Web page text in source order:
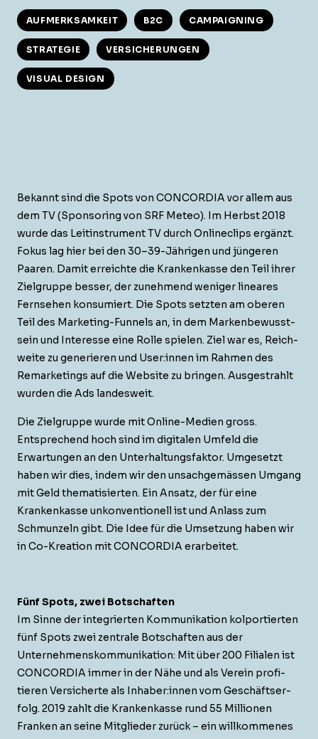
AUFMERKSAMKEIT B2C CAMPAIGNING
STRATEGIE VERSICHERUNGEN
VISUAL DESIGN
Bekan­nt sind die Spots von CONCORDIA vor allem aus
dem TV (Spon­sor­ing von SRF Meteo). Im Herb­st 2018
wurde das Leitin­stru­ment TV durch Onlineclips ergänzt.
Fokus lag hier bei den 30–39-Jährigen und jün­geren
Paaren. Damit erre­ichte die Krankenkasse den Teil ihrer
Ziel­gruppe bess­er, der zunehmend weniger lin­ear­es
Fernse­hen kon­sum­iert. Die Spots set­zten am oberen
Teil des Mar­ket­ing-Fun­nels an, in dem Marken­be­wusst­
sein und Inter­esse eine Rolle spie­len. Ziel war es, Reich­
weite zu gener­ieren und User:innen im Rah­men des
Remar­ket­ings auf die Web­site zu brin­gen. Aus­ges­trahlt
wur­den die Ads landesweit.
Die Ziel­gruppe wurde mit Online-Medi­en gross.
Entsprechend hoch sind im dig­i­tal­en Umfeld die
Erwartun­gen an den Unter­hal­tungs­fak­tor. Umge­set­zt
haben wir dies, indem wir den unsachgemässen Umgang
mit Geld the­ma­tisierten. Ein Ansatz, der für eine
Krankenkasse unkon­ven­tionell ist und Anlass zum
Schmun­zeln gibt. Die Idee für die Umset­zung haben wir
in Co-Kreation mit CONCORDIA erarbeitet.
Fünf Spots, zwei Botschaften
Im Sinne der inte­gri­erten Kom­mu­nika­tion kol­portierten
fünf Spots zwei zen­trale Botschaften aus der
Unternehmen­skom­mu­nika­tion: Mit über 200 Fil­ialen ist
CONCORDIA immer in der Nähe und als Vere­in prof­i­
tieren Ver­sicherte als Inhaber:innen vom Geschäft­ser­
folg. 2019 zahlt die Krankenkasse rund 55 Mil­lio­nen
Franken an seine Mit­glieder zurück – ein willkommenes